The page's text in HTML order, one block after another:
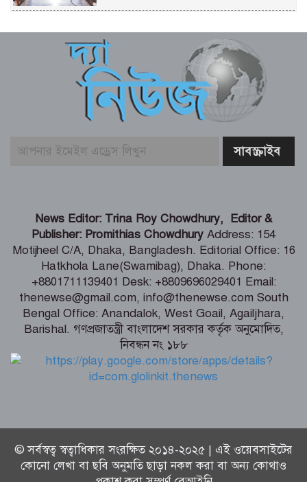
মিলল হারমোনিয়াম উপহার
‘ফ্যামিলি কার্ড’ কর্মসূচির উদ্বোধন আগামী
১৬ আগস্ট – সমাজকল্যাণ মন্ত্রী
বাবার কবরে শ্রদ্ধা জানালেন জুবাইদা রহমান
এসএসসি ও সমমানের পরীক্ষার ফল প্রকাশ
আগামী ১০ আগস্ট
আগামী ২০২৭ শিক্ষাবর্ষে শুধু প্রথম শ্রেণিতে
লটারির মাধ্যমে ভর্তির কার্যক্রম পরিচালনা
হবে
টেলিটকের ৩৬ জুলাই অফারে তরুণদের
ব্যাপক সাড়া
News Editor: Trina Roy Chowdhury, Editor &
Publisher: Promithias Chowdhury Address: 154
Motijheel C/A, Dhaka, Bangladesh. Editorial Office: 16
Hatkhola Lane(Swamibag), Dhaka. Phone:
+8801711139401 Desk: +8809696029401 Email:
thenewse@gmail.com, info@thenewse.com South
Bengal Office: Anandalok, West Goail, Agailjhara,
Barishal. গণপ্রজাতন্ত্রী বাংলাদেশ সরকার কর্তৃক অনুমোদিত,
নিবন্ধন নং ১৮৮
© সর্বস্বত্ব স্বত্বাধিকার সংরক্ষিত ২০১৪-২০২৫ | এই ওয়েবসাইটের
কোনো লেখা বা ছবি অনুমতি ছাড়া নকল করা বা অন্য কোথাও
প্রকাশ করা সম্পূর্ণ বেআইনি